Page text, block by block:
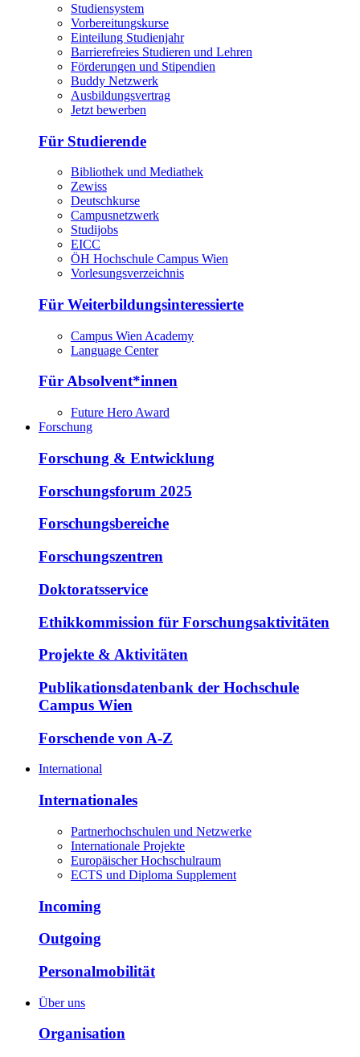
Studiensystem
Vorbereitungskurse
Einteilung Studienjahr
Barrierefreies Studieren und Lehren
Förderungen und Stipendien
Buddy Netzwerk
Ausbildungsvertrag
Jetzt bewerben
Für Studierende
Bibliothek und Mediathek
Zewiss
Deutschkurse
Campusnetzwerk
Studijobs
EICC
ÖH Hochschule Campus Wien
Vorlesungsverzeichnis
Für Weiterbildungsinteressierte
Campus Wien Academy
Language Center
Für Absolvent*innen
Future Hero Award
Forschung
Forschung & Entwicklung
Forschungsforum 2025
Forschungsbereiche
Forschungszentren
Doktoratsservice
Ethikkommission für Forschungsaktivitäten
Projekte & Aktivitäten
Publikationsdatenbank der Hochschule
Campus Wien
Forschende von A-Z
International
Internationales
Partnerhochschulen und Netzwerke
Internationale Projekte
Europäischer Hochschulraum
ECTS und Diploma Supplement
Incoming
Outgoing
Personalmobilität
Über uns
Organisation